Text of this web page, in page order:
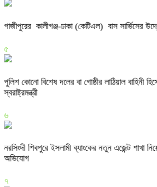
গাজীপুরের কালীগঞ্জ-ঢাকা (কেটিএল) বাস সার্ভিসের
৫
পুলিশ কোনো বিশেষ দলের বা গোষ্ঠীর লাঠিয়াল বাহিনী
স্বরাষ্ট্রমন্ত্রী
৬
নরসিংদী শিবপুরে ইসলামী ব্যাংকের নতুন এজেন্ট শাখা
অভিযোগ
৭